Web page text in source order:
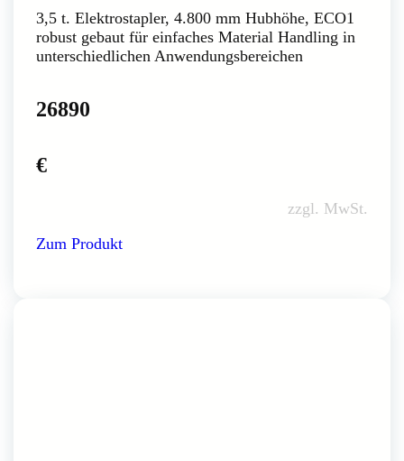
3,5 t. Elektrostapler, 4.800 mm Hubhöhe, ECO1
robust gebaut für einfaches Material Handling in
unterschiedlichen Anwendungsbereichen
26890
€
zzgl. MwSt.
Zum Produkt